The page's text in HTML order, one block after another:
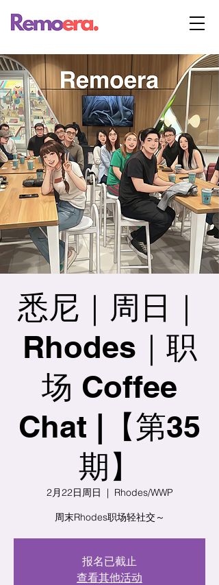
悉尼｜周日｜
Rhodes｜职
场 Coffee
Chat |【第35
期】
2月22日周日
  |
Rhodes/WWP
周末Rhodes职场轻社交～
报名已截止
查看其他活动